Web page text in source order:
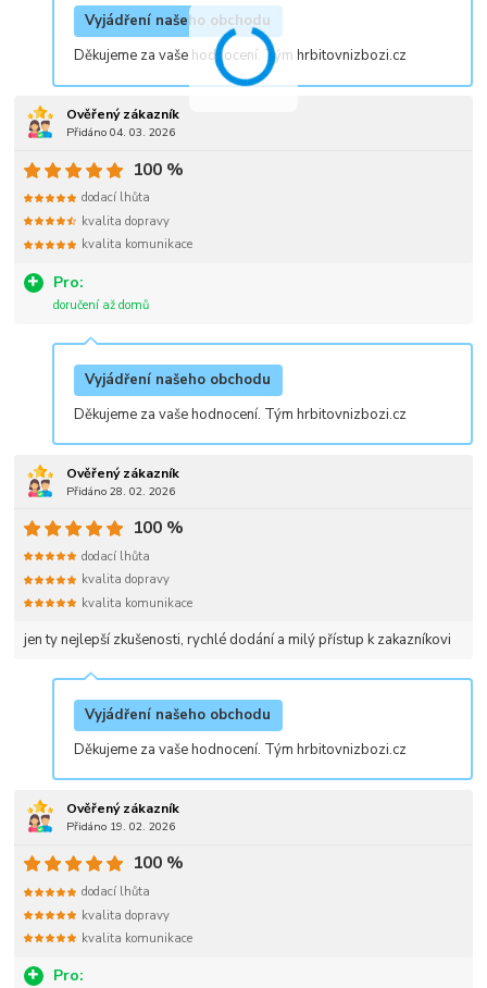
Vyjádření našeho obchodu
Děkujeme za vaše hodnocení. Tým hrbitovnizbozi.cz
Ověřený zákazník
Přidáno 04. 03. 2026
Pro:
doručení až domů
100 %
dodací lhůta
kvalita dopravy
kvalita komunikace
Vyjádření našeho obchodu
Děkujeme za vaše hodnocení. Tým hrbitovnizbozi.cz
Ověřený zákazník
Přidáno 28. 02. 2026
jen ty nejlepší zkušenosti, rychlé dodání a milý přístup k zakazníkovi
100 %
dodací lhůta
kvalita dopravy
kvalita komunikace
Vyjádření našeho obchodu
Děkujeme za vaše hodnocení. Tým hrbitovnizbozi.cz
Ověřený zákazník
Přidáno 19. 02. 2026
Pro:
100 %
dodací lhůta
kvalita dopravy
kvalita komunikace